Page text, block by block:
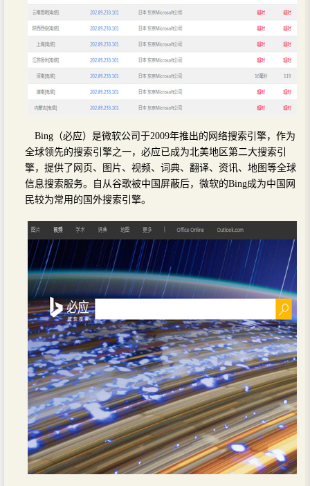
Bing（必应）是微软公司于2009年推出的网络搜索引擎，作为
全球领先的搜索引擎之一，必应已成为北美地区第二大搜索引
擎，提供了网页、图片、视频、词典、翻译、资讯、地图等全球
信息搜索服务。自从谷歌被中国屏蔽后，微软的Bing成为中国网
民较为常用的国外搜索引擎。